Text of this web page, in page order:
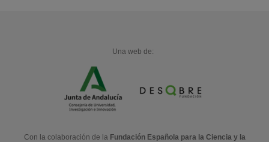
Una web de:
Con la colaboración de la Fundación Española para la Ciencia y la